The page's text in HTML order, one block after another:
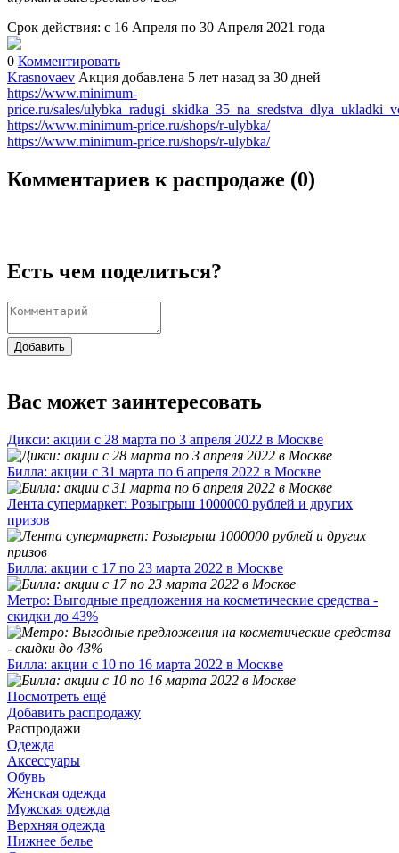
Срок действия: с 16 Апреля по 30 Апреля 2021 года
0 Комментировать
Krasnovaev Акция добавлена 5 лет назад за 30 дней
https://www.minimum-
price.ru/sales/
https://www.minimum-price.ru/shops/r-ulybka/
https://www.minimum-price.ru/shops/r-ulybka/
Комментариев к распродаже (0)
Есть чем поделиться?
Добавить
Вас может заинтересовать
Дикси: акции с 28 марта по 3 апреля 2022 в Москве
Билла: акции с 31 марта по 6 апреля 2022 в Москве
Лента супермаркет: Розыгрыш 1000000 рублей и других
призов
Билла: акции с 17 по 23 марта 2022 в Москве
Метро: Выгодные предложения на косметические средства -
скидки до 43%
Билла: акции с 10 по 16 марта 2022 в Москве
Посмотреть ещё
Добавить распродажу
Распродажи
Одежда
Аксессуары
Обувь
Женская одежда
Мужская одежда
Верхняя одежда
Нижнее белье